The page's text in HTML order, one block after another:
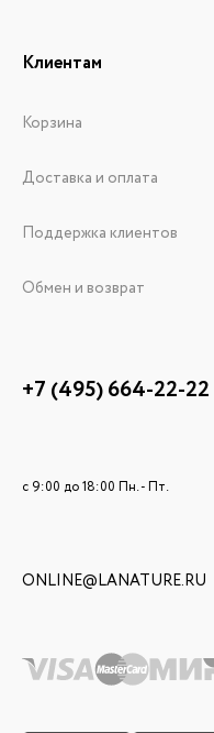
Клиентам
Корзина
Доставка и оплата
Поддержка клиентов
Обмен и возврат
+7 (495) 664-22-22
c 9:00 до 18:00 Пн. - Пт.
ONLINE@LANATURE.RU